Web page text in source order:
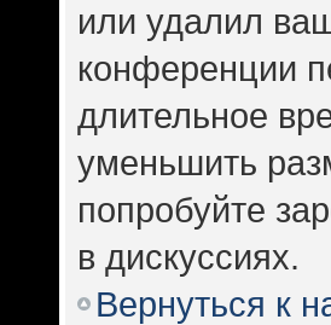
или удалил
конференции
длительное
уменьшить
попробуйте
в дискуссиях.
Вернуться к